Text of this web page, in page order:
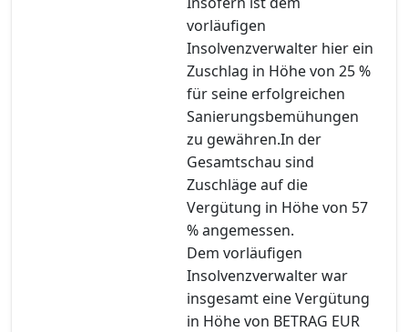
vorläufigen
Insolvenzverwalter hier ein
Zuschlag in Höhe von 25 %
für seine erfolgreichen
Sanierungsbemühungen
zu gewähren.In der
Gesamtschau sind
Zuschläge auf die
Vergütung in Höhe von 57
% angemessen.
Dem vorläufigen
Insolvenzverwalter war
insgesamt eine Vergütung
in Höhe von BETRAG EUR